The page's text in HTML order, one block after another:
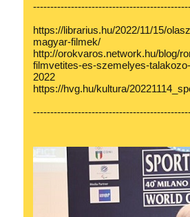
https://librarius.hu/2022/11/15/
magyar-filmek/
http://orokvaros.network.hu/blog/
filmvetites-es-szemelyes-
2022
https://hvg.hu/kultura/